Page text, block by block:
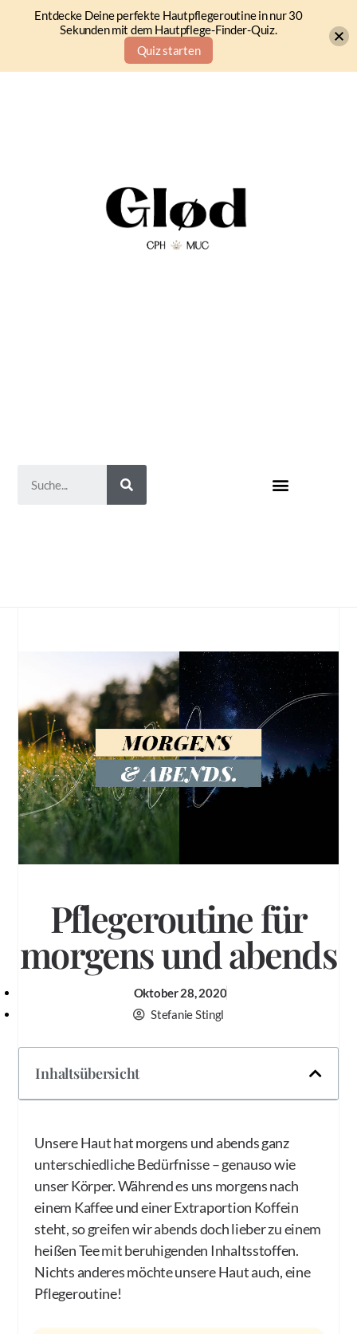
Pflegeroutine für
morgens und abends
Oktober 28, 2020
Stefanie Stingl
Inhaltsübersicht
Unsere Haut hat morgens und abends ganz
unterschiedliche Bedürfnisse – genauso wie
unser Körper. Während es uns morgens nach
einem Kaffee und einer Extraportion Koffein
steht, so greifen wir abends doch lieber zu einem
heißen Tee mit beruhigenden Inhaltsstoffen.
Nichts anderes möchte unsere Haut auch, eine
Pflegeroutine!
Entdecke Deine perfekte Hautpflegeroutine in nur 30
Sekunden mit dem Hautpflege-Finder-Quiz.
Quiz starten